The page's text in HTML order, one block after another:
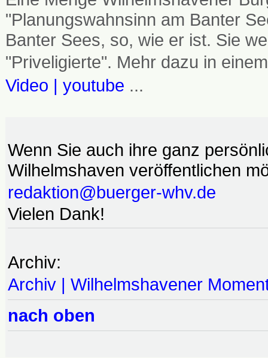
"Planungswahnsinn am Banter
Banter Sees, so, wie er ist. Sie
"Priveligierte". Mehr dazu in
Video | youtube ...
Wenn Sie auch ihre ganz
Wilhelmshaven veröffentlichen
redaktion@buerger-whv.de
Vielen Dank!
Archiv:
Archiv | Wilhelmshavener
nach oben